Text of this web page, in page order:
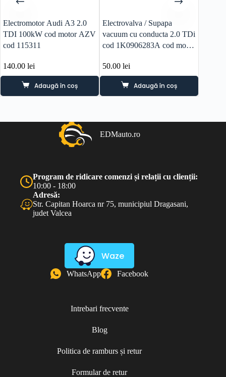
Electromotor Audi A3 2.0
TDI 100kW cod motor AZV
cod 115311
140.00 lei
Adaugă în coș
Electrovalva / Supapa
vacuum cu conducta 2.0 TDi
cod 1K0906283A cod motor
[VAG]
50.00lei
Adaugă în coș
EDMauto.ro
Program de ridicare comenzi și relații cu clienții:
10:00 - 18:00
Adresă:
Str. Capitan Hoarca nr 75, municipiul Dragasani,
judet Valcea
Waze
WhatsApp Facebook
Intrebari frecvente
Blog
Politica de ramburs și retur
Formular de retur